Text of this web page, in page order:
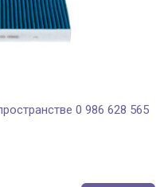
0 986 628 565